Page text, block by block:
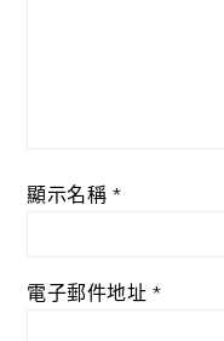
顯示名稱 *
電子郵件地址 *